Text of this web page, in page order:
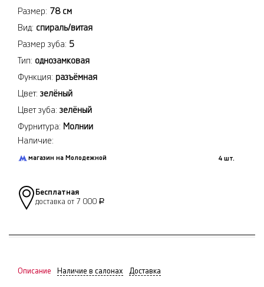
Размер: 78 см
Вид: спираль/витая
Размер зуба: 5
Тип: однозамковая
Функция: разъёмная
Цвет: зелёный
Цвет зуба: зелёный
Фурнитура: Молнии
Наличие:
магазин на Молодежной 4 шт.
Бесплатная
доставка от 7 000 Р
Описание Наличие в салонах Доставка